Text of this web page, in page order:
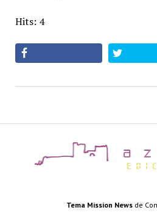
Hits: 4
Tema Mission News de